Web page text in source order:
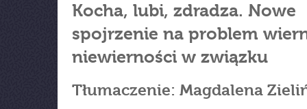
Kocha, lubi, zdradza. Nowe
spojrzenie na problem
niewierności w związku
Tłumaczenie: Magdalena